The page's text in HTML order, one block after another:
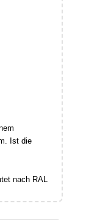
Ist die
nach RAL